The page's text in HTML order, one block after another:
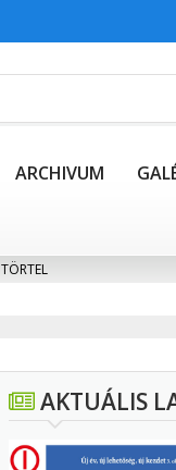
ARCHIVUM
TÖRTEL
AKTUÁLIS